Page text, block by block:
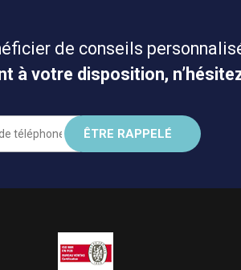
de conseils
à votre disposition,